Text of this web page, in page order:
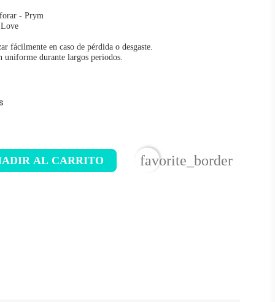
- Prym
fácilmente en caso de pérdida o desgaste.
durante largos periodos.
AL CARRITO favorite_border